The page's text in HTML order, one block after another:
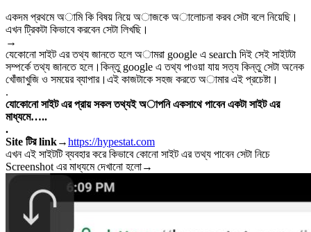
একদম প্রথমে অামি কি বিষয় নিয়ে অাজকে অালোচনা করব সেটা বলে নিয়েছি।
এখন ট্রিকটা কিভাবে করবেন সেটা লিখছি।
→
যেকোনো সাইট এর তথ্য জানতে হলে অামরা google এ search দিই সেই সাইটটা
সম্পর্কে তথ্য জানতে হলে।কিন্তু google এ তথ্য পাওয়া যায় সত্য কিন্তু সেটা অনেক
খোঁজাখুজি ও সময়ের ব্যাপার।এই কাজটাকে সহজ করতে অামার এই প্রচেষ্টা।
.
যোকোনো সাইট এর প্রায় সকল তথ্যই অাপনি একসাথে পাবেন একটা সাইট এর
মাধ্যমে…..
.
Site টির link→https://hypestat.com
এখন এই সাইটটি ব্যবহার করে কিভাবে কোনো সাইট এর তথ্য পাবেন সেটা নিচে
Screenshot এর মাধ্যমে দেখানো হলো→